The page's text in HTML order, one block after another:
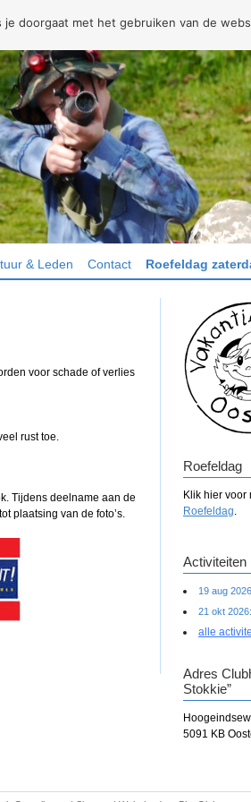
& Leden Contact Roefeldag
voor schade of verlies
rust toe.
Tijdens deelname aan de
plaatsing van de foto’s.
Roefeldag
Klik hier voor
Roefeldag.
Activiteiten
19 aug
21 okt 2026:
alle
Adres
Stokkie”
5091 KB
doorgaat met het gebruiken van de